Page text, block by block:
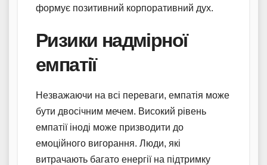
формує позитивний корпоративний дух.
Ризики надмірної
емпатії
Незважаючи на всі переваги, емпатія може
бути двосічним мечем. Високий рівень
емпатії іноді може призводити до
емоційного вигорання. Люди, які
витрачають багато енергії на підтримку